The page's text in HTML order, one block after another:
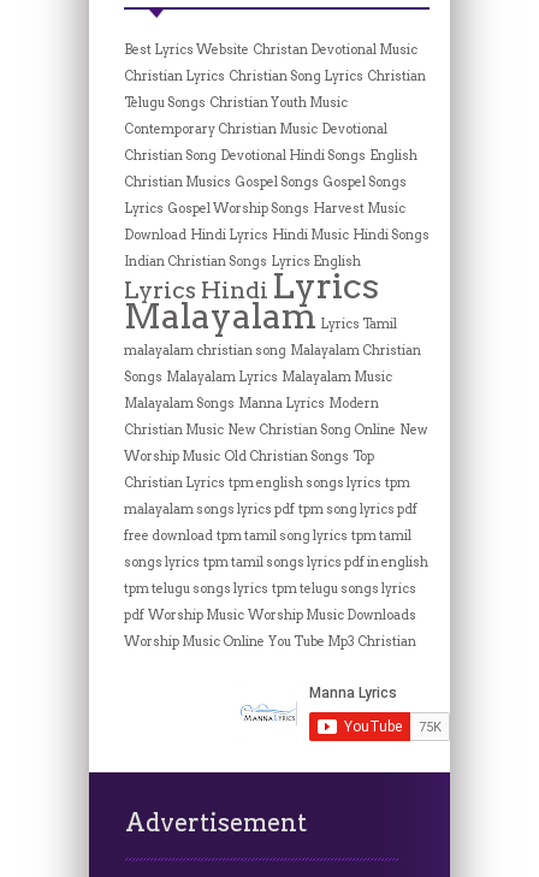
Best Lyrics Website Christan Devotional Music
Christian Lyrics Christian Song Lyrics Christian
Telugu Songs Christian Youth Music
Contemporary Christian Music Devotional
Christian Song Devotional Hindi Songs English
Christian Musics Gospel Songs Gospel Songs
Lyrics Gospel Worship Songs Harvest Music
Download Hindi Lyrics Hindi Music Hindi Songs
Indian Christian Songs Lyrics English
Lyrics Hindi Lyrics
Malayalam Lyrics Tamil
malayalam christian song Malayalam Christian
Songs Malayalam Lyrics Malayalam Music
Malayalam Songs Manna Lyrics Modern
Christian Music New Christian Song Online New
Worship Music Old Christian Songs Top
Christian Lyrics tpm english songs lyrics tpm
malayalam songs lyrics pdf tpm song lyrics pdf
free download tpm tamil song lyrics tpm tamil
songs lyrics tpm tamil songs lyrics pdf in english
tpm telugu songs lyrics tpm telugu songs lyrics
pdf Worship Music Worship Music Downloads
Worship Music Online You Tube Mp3 Christian
Advertisement